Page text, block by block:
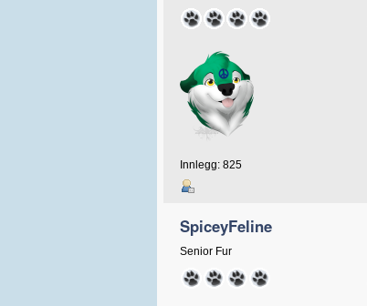
Innlegg: 825
SpiceyFeline
Senior Fur